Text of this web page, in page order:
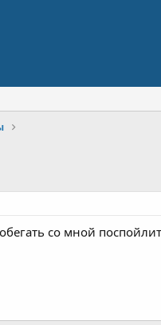
со мной